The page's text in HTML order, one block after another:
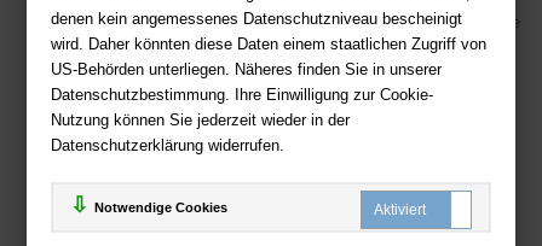
denen kein angemessenes Datenschutzniveau bescheinigt
wird. Daher könnten diese Daten einem staatlichen Zugriff von
US-Behörden unterliegen. Näheres finden Sie in unserer
Datenschutzbestimmung. Ihre Einwilligung zur Cookie-
Nutzung können Sie jederzeit wieder in der
Datenschutzerklärung widerrufen.
Notwendige Cookies
Viele Zahlungsmethoden wie PayPal, Amazon Payment, Vorkasse
Zahlweisen